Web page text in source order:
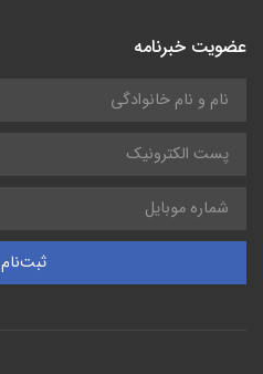
عضویت خبرنامه
ثبت‌نام